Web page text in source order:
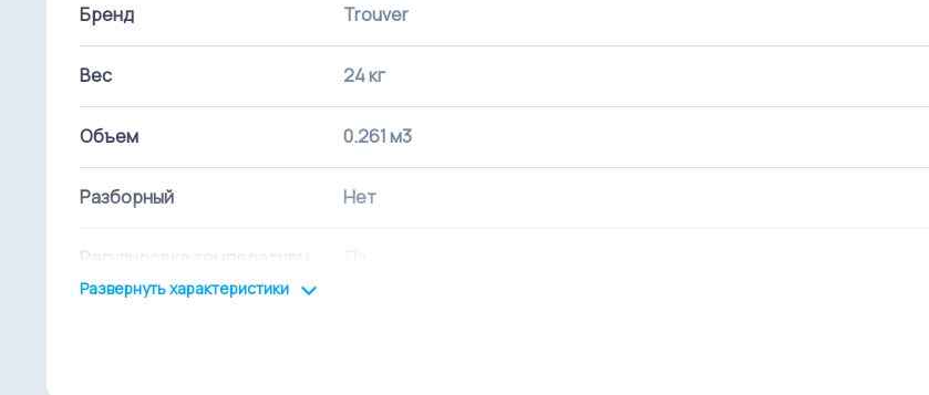
Бренд Trouver
Вес 24 кг
Объем 0.261 м3
Разборный Нет
Регулировка температуры
Развернуть характеристики